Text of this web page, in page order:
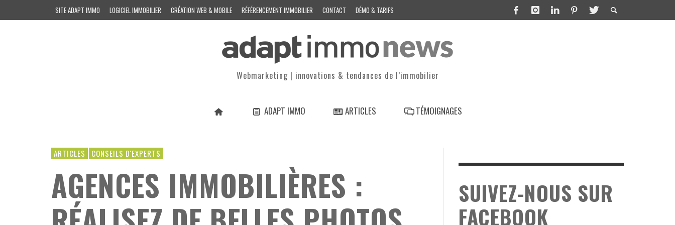
SITE ADAPT IMMO LOGICIEL IMMOBILIER CRÉATION WEB & MOBILE RÉFÉRENCEMENT IMMOBILIER CONTACT DÉMO & TARIFS
Webmarketing | innovations & tendances de l’immobilier
ADAPT IMMO ARTICLES TÉMOIGNAGES
ARTICLES CONSEILS D'EXPERTS
AGENCES IMMOBILIÈRES :
SUIVEZ-NOUS SUR
FACEBOOK